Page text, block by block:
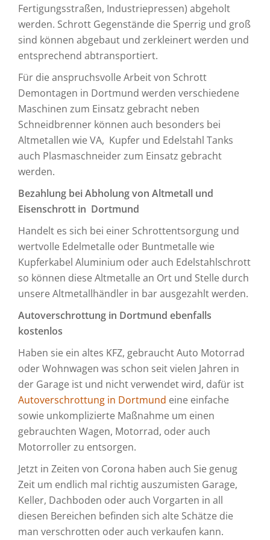
Fertigungsstraßen, Industriepressen) abgeholt
werden. Schrott Gegenstände die Sperrig und groß
sind können abgebaut und zerkleinert werden und
entsprechend abtransportiert.
Für die anspruchsvolle Arbeit von Schrott
Demontagen in Dortmund werden verschiedene
Maschinen zum Einsatz gebracht neben
Schneidbrenner können auch besonders bei
Altmetallen wie VA, Kupfer und Edelstahl Tanks
auch Plasmaschneider zum Einsatz gebracht
werden.
Bezahlung bei Abholung von Altmetall und
Eisenschrott in Dortmund
Handelt es sich bei einer Schrottentsorgung und
wertvolle Edelmetalle oder Buntmetalle wie
Kupferkabel Aluminium oder auch Edelstahlschrott
so können diese Altmetalle an Ort und Stelle durch
unsere Altmetallhändler in bar ausgezahlt werden.
Autoverschrottung in Dortmund ebenfalls
kostenlos
Haben sie ein altes KFZ, gebraucht Auto Motorrad
oder Wohnwagen was schon seit vielen Jahren in
der Garage ist und nicht verwendet wird, dafür ist
Autoverschrottung in Dortmund eine einfache
sowie unkomplizierte Maßnahme um einen
gebrauchten Wagen, Motorrad, oder auch
Motorroller zu entsorgen.
Jetzt in Zeiten von Corona haben auch Sie genug
Zeit um endlich mal richtig auszumisten Garage,
Keller, Dachboden oder auch Vorgarten in all
diesen Bereichen befinden sich alte Schätze die
man verschrotten oder auch verkaufen kann.